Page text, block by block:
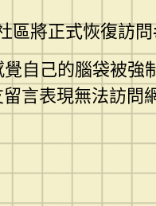
區將正式恢復訪
覺自己的腦袋被強
言表現無法訪問